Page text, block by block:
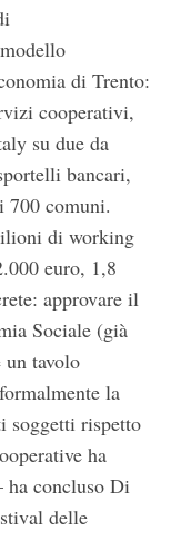
di Trento:
cooperativi,
su due da
bancari,
700 comuni.
di working
euro, 1,8
approvare il
Sociale (già
tavolo
la
soggetti rispetto
ha
ha concluso Di
delle